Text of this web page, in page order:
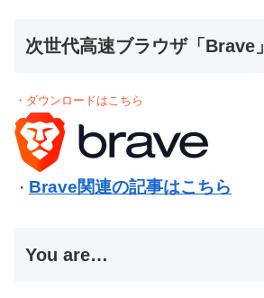
次世代高速ブラウザ「Brave」
・ダウンロードはこちら
・ Brave関連の記事はこちら
You are…